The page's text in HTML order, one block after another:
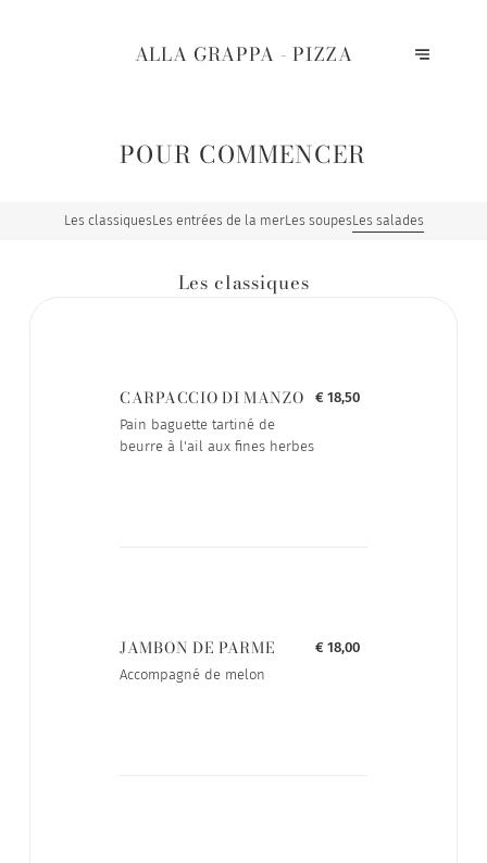
ALLA GRAPPA - PIZZA
POUR COMMENCER
Les classiquesLes entrées de la merLes soupesLes salades
Les classiques
CARPACCIO DI MANZO
Pain baguette tartiné de
beurre à l'ail aux fines herbes
€ 18,50
JAMBON DE PARME
Accompagné de melon
€ 18,00